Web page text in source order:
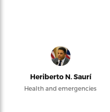
Heriberto N. Saurí
Health and emergencies